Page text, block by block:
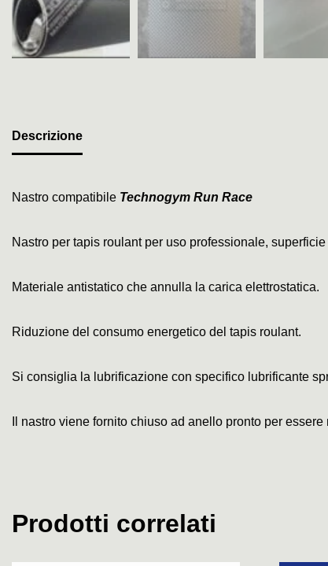
Descrizione
Nastro compatibile Technogym Run Race
Nastro per tapis roulant per uso professionale,
Materiale antistatico che annulla la carica elettrostatica.
Riduzione del consumo energetico del tapis roulant.
Si consiglia la lubrificazione con specifico lubrificante
Il nastro viene fornito chiuso ad anello pronto per essere
Prodotti correlati